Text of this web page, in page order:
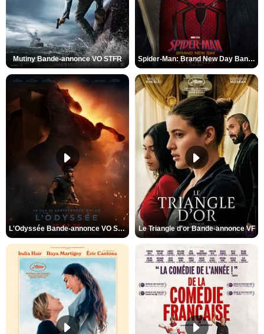
Mutiny Bande-annonce VO STFR Spider-Man: Brand New Day Bande-annonce VO STFR
L'Odyssée Bande-annonce VO STFR Le Triangle d'or Bande-annonce VF